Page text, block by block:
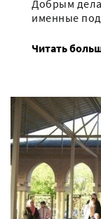
Добрым
именные
Читать